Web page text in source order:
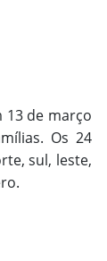
de março
Os 24
sul, leste,